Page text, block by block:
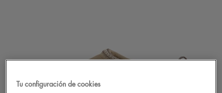
Tu configuración de cookies